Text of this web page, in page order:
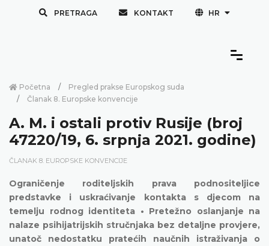
PRETRAGA KONTAKT HR
Početna
Pregled prakse Europskog suda
Članak 8. Europske konvencije
A. M. i ostali protiv Rusije (broj
47220/19, 6. srpnja 2021. godine)
ČLANAK 8. EUROPSKE KONVENCIJE
Ograničenje roditeljskih prava podnositeljice
predstavke i uskraćivanje kontakta s djecom na
temelju rodnog identiteta • Pretežno oslanjanje na
nalaze psihijatrijskih stručnjaka bez detaljne provjere,
unatoč nedostatku pratećih naučnih istraživanja o